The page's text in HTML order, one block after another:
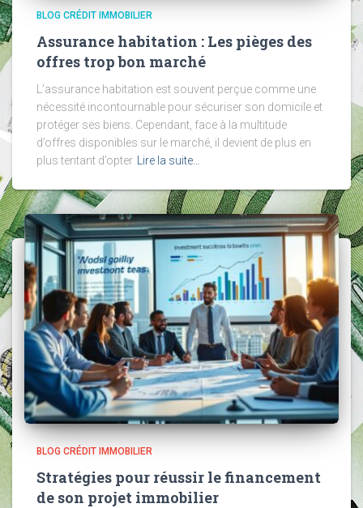
BLOG CRÉDIT IMMOBILIER
Assurance habitation : Les pièges des
offres trop bon marché
L’assurance habitation est souvent perçue comme une
nécessité incontournable pour sécuriser son domicile et
protéger ses biens. Cependant, face à la multitude
d’offres disponibles sur le marché, il devient de plus en
plus tentant d’opter Lire la suite…
BLOG CRÉDIT IMMOBILIER
Stratégies pour réussir le financement
de son projet immobilier